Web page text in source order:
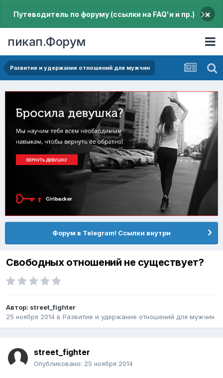
Путеводитель по форуму (ссылки на FAQ'и и пр.) ×
пикап.Форум
Pазвитие и удержание отношений для мужчин
Форум в Telegram! Ссылки внутри
Свободных отношений не существует?
Автор: street_fighter
25 ноября 2014 в Pазвитие и удержание отношений для мужчин
street_fighter
Опубликовано: 25 ноября 2014